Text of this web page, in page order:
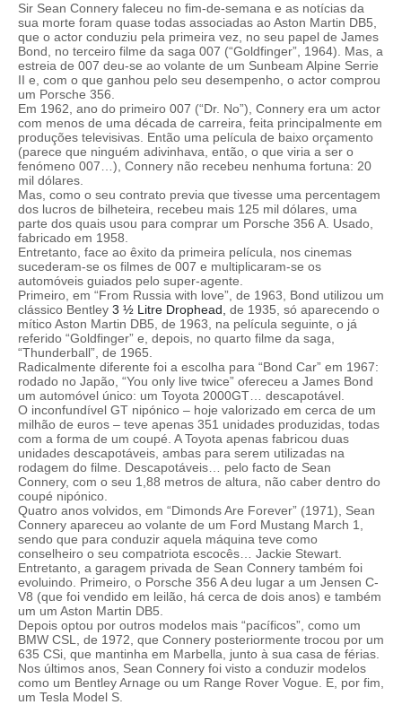
Sir Sean Connery faleceu no fim-de-semana e as notícias da
sua morte foram quase todas associadas ao Aston Martin DB5,
que o actor conduziu pela primeira vez, no seu papel de James
Bond, no terceiro filme da saga 007 (“Goldfinger”, 1964). Mas, a
estreia de 007 deu-se ao volante de um Sunbeam Alpine Serrie
II e, com o que ganhou pelo seu desempenho, o actor comprou
um Porsche 356.
Em 1962, ano do primeiro 007 (“Dr. No”), Connery era um actor
com menos de uma década de carreira, feita principalmente em
produções televisivas. Então uma película de baixo orçamento
(parece que ninguém adivinhava, então, o que viria a ser o
fenómeno 007…), Connery não recebeu nenhuma fortuna: 20
mil dólares.
Mas, como o seu contrato previa que tivesse uma percentagem
dos lucros de bilheteira, recebeu mais 125 mil dólares, uma
parte dos quais usou para comprar um Porsche 356 A. Usado,
fabricado em 1958.
Entretanto, face ao êxito da primeira película, nos cinemas
sucederam-se os filmes de 007 e multiplicaram-se os
automóveis guiados pelo super-agente.
Primeiro, em “From Russia with love”, de 1963, Bond utilizou um
clássico Bentley 3 ½ Litre Drophead, de 1935, só aparecendo o
mítico Aston Martin DB5, de 1963, na película seguinte, o já
referido “Goldfinger” e, depois, no quarto filme da saga,
“Thunderball”, de 1965.
Radicalmente diferente foi a escolha para “Bond Car” em 1967:
rodado no Japão, “You only live twice” ofereceu a James Bond
um automóvel único: um Toyota 2000GT… descapotável.
O inconfundível GT nipónico – hoje valorizado em cerca de um
milhão de euros – teve apenas 351 unidades produzidas, todas
com a forma de um coupé. A Toyota apenas fabricou duas
unidades descapotáveis, ambas para serem utilizadas na
rodagem do filme. Descapotáveis… pelo facto de Sean
Connery, com o seu 1,88 metros de altura, não caber dentro do
coupé nipónico.
Quatro anos volvidos, em “Dimonds Are Forever” (1971), Sean
Connery apareceu ao volante de um Ford Mustang March 1,
sendo que para conduzir aquela máquina teve como
conselheiro o seu compatriota escocês… Jackie Stewart.
Entretanto, a garagem privada de Sean Connery também foi
evoluindo. Primeiro, o Porsche 356 A deu lugar a um Jensen C-
V8 (que foi vendido em leilão, há cerca de dois anos) e também
um um Aston Martin DB5.
Depois optou por outros modelos mais “pacíficos”, como um
BMW CSL, de 1972, que Connery posteriormente trocou por um
635 CSi, que mantinha em Marbella, junto à sua casa de férias.
Nos últimos anos, Sean Connery foi visto a conduzir modelos
como um Bentley Arnage ou um Range Rover Vogue. E, por fim,
um Tesla Model S.